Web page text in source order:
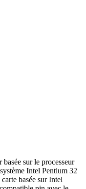
sur le processeur
Intel Pentium 32
basée sur Intel